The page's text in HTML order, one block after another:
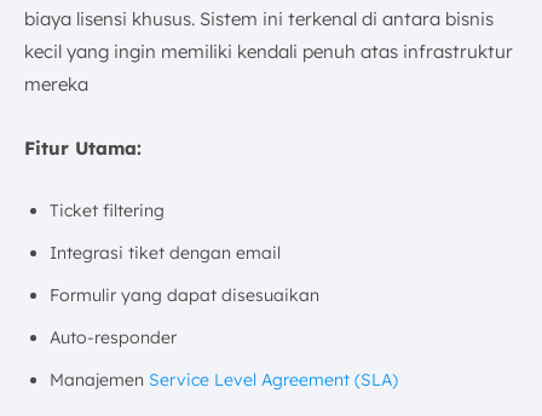
biaya lisensi khusus. Sistem ini terkenal di antara bisnis
kecil yang ingin memiliki kendali penuh atas infrastruktur
mereka
Fitur Utama:
Ticket filtering
Integrasi tiket dengan email
Formulir yang dapat disesuaikan
Auto-responder
Manajemen Service Level Agreement (SLA)